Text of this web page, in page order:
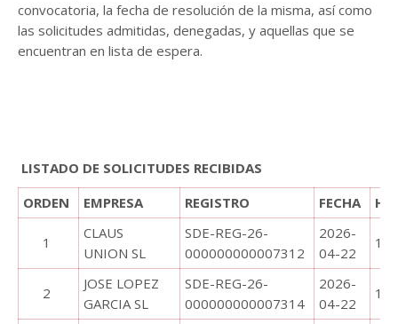
convocatoria, la fecha de resolución de la misma, así como
las solicitudes admitidas, denegadas, y aquellas que se
encuentran en lista de espera.
LISTADO DE SOLICITUDES RECIBIDAS
ORDEN
EMPRESA REGISTRO FECHA
1
CLAUS
UNION SL
SDE-REG-26-
000000000007312
2026-
04-22
2
JOSE LOPEZ
GARCIA SL
SDE-REG-26-
000000000007314
2026-
04-22